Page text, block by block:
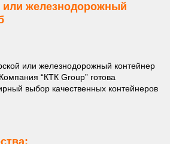
или железнодорожный
или железнодорожный контейнер
“КТК Group” готова
выбор качественных контейнеров